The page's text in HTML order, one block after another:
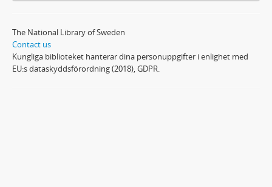
The National Library of Sweden
Contact us
Kungliga biblioteket hanterar dina personuppgifter i enlighet med
EU:s dataskyddsförordning (2018), GDPR.